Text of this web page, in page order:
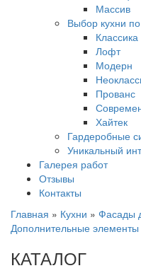
Массив
Выбор кухни
Классика
Лофт
Модерн
Прованс
Хайтек
Гардеробные
Уникальный
Галерея работ
Отзывы
Контакты
Главная » Кухни » Фасады
Дополнительные элементы
КАТАЛОГ